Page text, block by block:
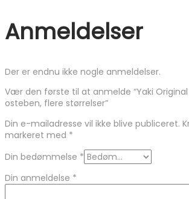
Anmeldelser
Der er endnu ikke nogle anmeldelser.
Vær den første til at anmelde “Yaki
osteben, flere størrelser”
Din e-mailadresse vil ikke blive publiceret.
markeret med *
Din bedømmelse *
Din anmeldelse *